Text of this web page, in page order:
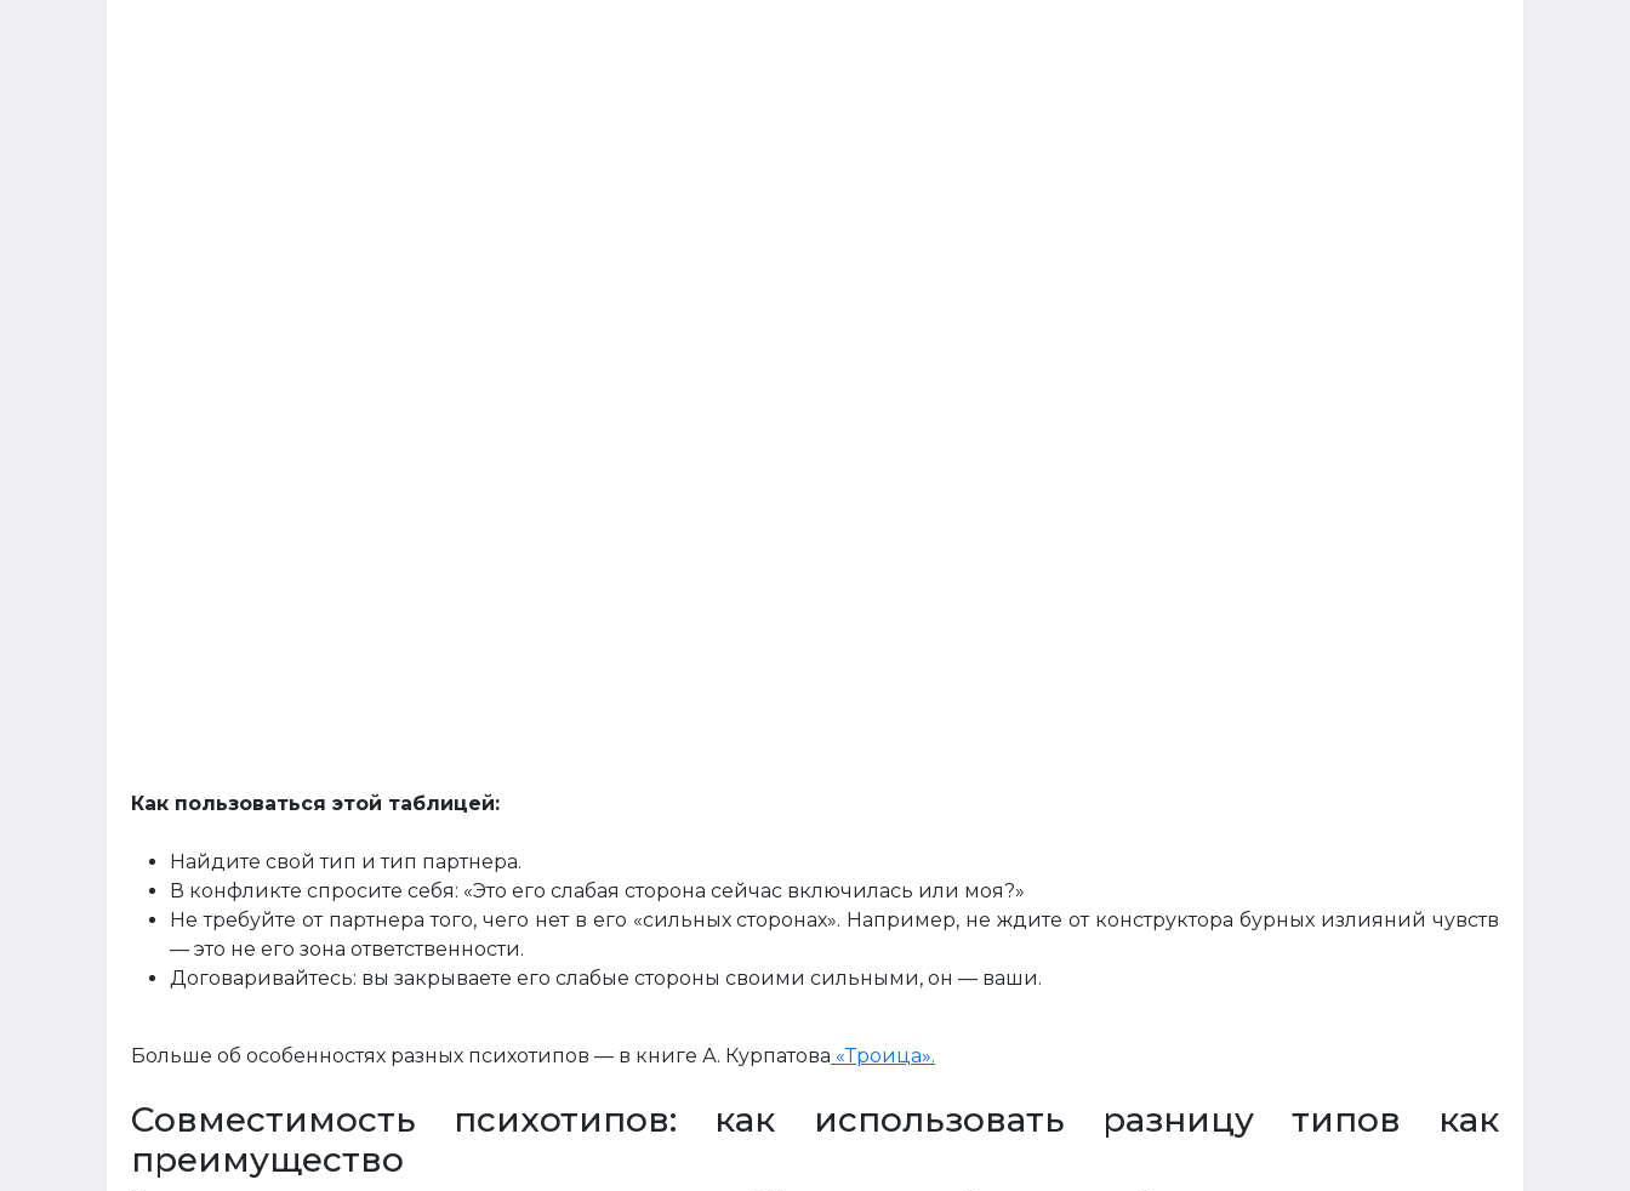
Как пользоваться этой таблицей:
Найдите свой тип и тип партнера.
В конфликте спросите себя: «Это его слабая сторона сейчас включилась или моя?»
Не требуйте от партнера того, чего нет в его «сильных сторонах». Например, не ждите от конструктора бурных излияний чувств
— это не его зона ответственности.
Договаривайтесь: вы закрываете его слабые стороны своими сильными, он — ваши.
Больше об особенностях разных психотипов — в книге А. Курпатова «Троица».
Совместимость психотипов: как использовать разницу типов как
преимущество